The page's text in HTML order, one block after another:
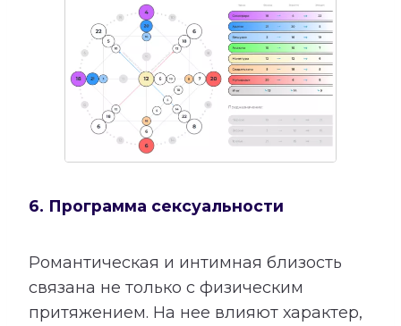
6. Программа сексуальности
Романтическая и интимная близость
связана не только с физическим
притяжением. На нее влияют характер,